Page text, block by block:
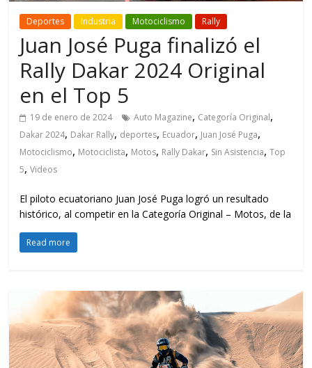
Deportes Industria Motociclismo Rally
Juan José Puga finalizó el
Rally Dakar 2024 Original
en el Top 5
19 de enero de 2024 Auto Magazine, Categoría Original,
Dakar 2024, Dakar Rally, deportes, Ecuador, Juan José Puga,
Motociclismo, Motociclista, Motos, Rally Dakar, Sin Asistencia,Top
5,Videos
El piloto ecuatoriano Juan José Puga logró un resultado
histórico, al competir en la Categoría Original – Motos, de la
Read more